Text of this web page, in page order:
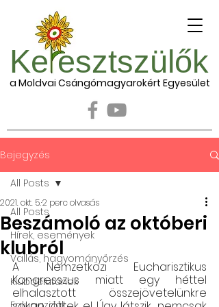
Ke esztszülők
a Moldvai Csángómagyarokért Egyesület
Bejegyzés
All Posts
Hírek, események
Vallás, hagyományőrzés
Klubdélutánok
All Posts
Beszámoló az októberi
klubról
2021. okt. 5.2 perc olvasás
A Nemzetközi Eucharisztikus
Kongresszus miatt egy héttel
elhalasztott összejövetelünkre